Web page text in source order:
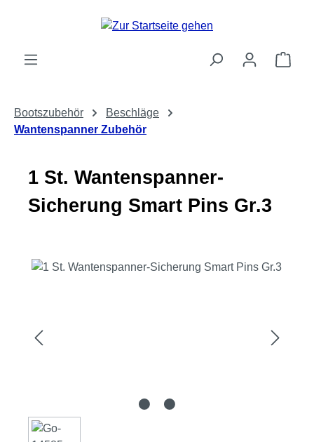
Zum Hauptinhalt springen
Bootszubehör
Beschläge
Wantenspanner Zubehör
1 St. Wantenspanner-
Sicherung Smart Pins Gr.3
Bildergalerie überspringen